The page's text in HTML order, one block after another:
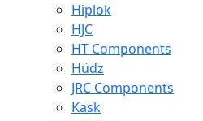
Hiplok
HJC
HT Components
Hüdz
JRC Components
Kask